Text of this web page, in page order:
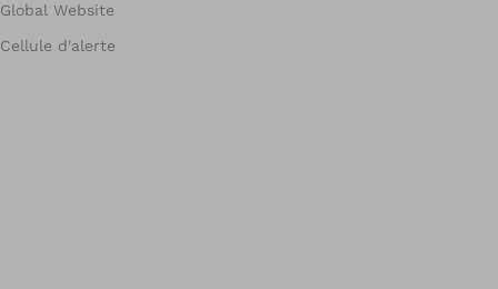
Global Website
Cellule d'alerte